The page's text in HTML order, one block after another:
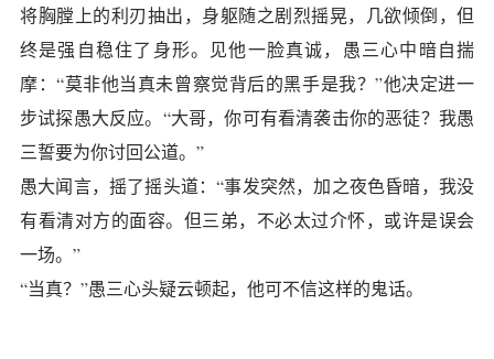
将胸膛上的利刃抽出，身躯随之剧烈摇晃，几欲倾倒，但
终是强自稳住了身形。见他一脸真诚，愚三心中暗自揣
摩：“莫非他当真未曾察觉背后的黑手是我？”他决定进一
步试探愚大反应。“大哥，你可有看清袭击你的恶徒？我愚
三誓要为你讨回公道。”
愚大闻言，摇了摇头道：“事发突然，加之夜色昏暗，我没
有看清对方的面容。但三弟，不必太过介怀，或许是误会
一场。”
“当真？”愚三心头疑云顿起，他可不信这样的鬼话。